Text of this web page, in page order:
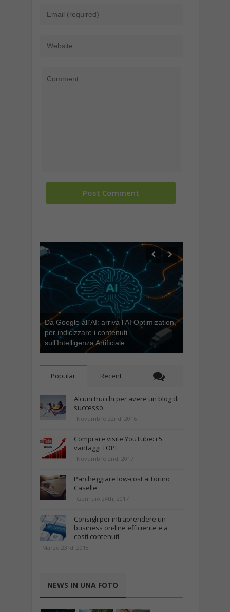
Da Google all’AI: arriva l’AI Optimization,
per indicizzare i contenuti
sull’Intelligenza Artificiale
Popular Recent
Alcuni trucchi per avere un blog di
successo
Novembre 22nd, 2016
Comprare visite YouTube: i 5
vantaggi TOP!
Novembre 2nd, 2017
Parcheggiare low-cost a Torino
Caselle
Gennaio 24th, 2017
Consigli per intraprendere un
business on-line efficiente e a
costi contenuti
Marzo 23rd, 2018
NEWS IN UNA FOTO